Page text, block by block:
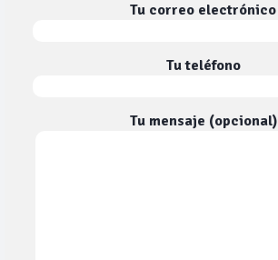
Tu correo electrónico
Tu teléfono
Tu mensaje (opcional)